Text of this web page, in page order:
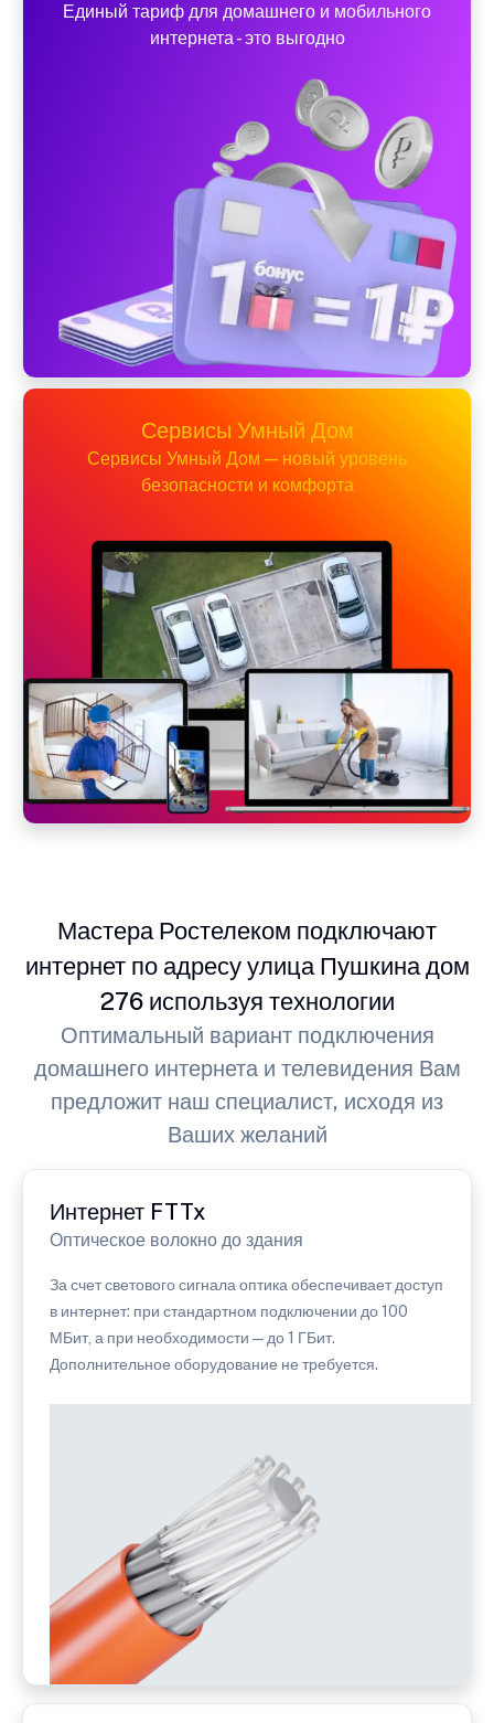
Единый тариф для домашнего и мобильного
интернета - это выгодно
Сервисы Умный Дом
Сервисы Умный Дом — новый уровень
безопасности и комфорта
Мастера Ростелеком подключают
интернет по адресу улица Пушкина дом
276 используя технологии
Оптимальный вариант подключения
домашнего интернета и телевидения Вам
предложит наш специалист, исходя из
Ваших желаний
Интернет FTTx
Оптическое волокно до здания
За счет светового сигнала оптика обеспечивает доступ
в интернет: при стандартном подключении до 100
МБит, а при необходимости — до 1 ГБит.
Дополнительное оборудование не требуется.